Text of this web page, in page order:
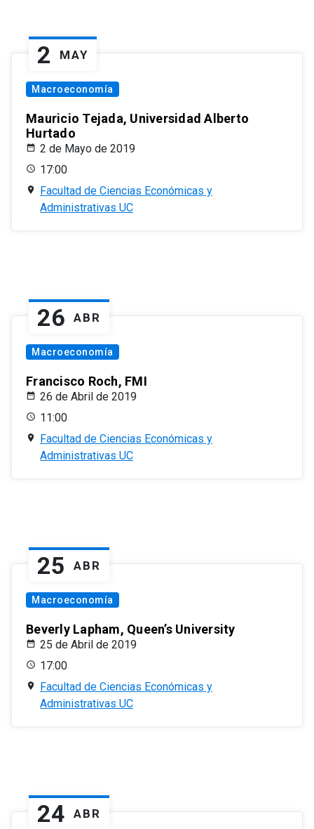
2 MAY
Macroeconomía
Mauricio Tejada, Universidad Alberto
Hurtado
2 de Mayo de 2019
17:00
Facultad de Ciencias Económicas y
Administrativas UC
26 ABR
Macroeconomía
Francisco Roch, FMI
26 de Abril de 2019
11:00
Facultad de Ciencias Económicas y
Administrativas UC
25 ABR
Macroeconomía
Beverly Lapham, Queen’s University
25 de Abril de 2019
17:00
Facultad de Ciencias Económicas y
Administrativas UC
24 ABR